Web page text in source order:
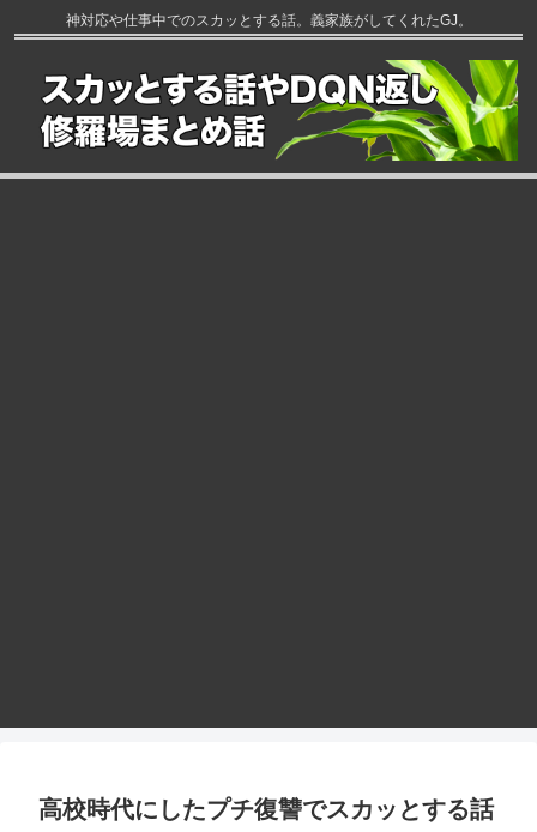
神対応や仕事中でのスカッとする話。義家族がしてくれたGJ。
高校時代にしたプチ復讐でスカッとする話